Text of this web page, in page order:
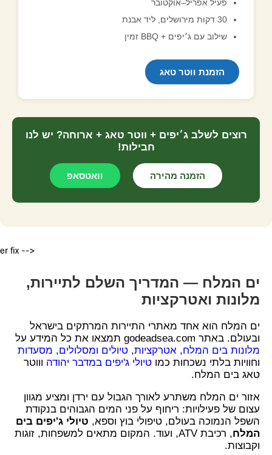
פעיל אפריל–אוקטובר
30 דקות מירושלים, ליד אבנת
שילוב עם ג׳יפים + BBQ זמין
הזמנת ווטר טאג
רוצים לשלב ג׳יפים + ווטר טאג + ארוחה? יש לנו
חבילות!
הזמנה מהירה וואטסאפ
er fix -->
ים המלח — המדריך השלם לתיירות,
מלונות ואטרקציות
ים המלח הוא אחד מאתרי התיירות המרתקים בישראל
ובעולם. באתר godeadsea.com תמצאו את כל המידע על
מלונות בים המלח, אטרקציות, טיולים ומסלולים, מסעדות
וחוויות בלתי נשכחות כמו טיולי ג'יפים במדבר יהודה וווטר
טאג בים המלח.
אזור ים המלח משתרע לאורך הגבול עם ירדן ומציע מגוון
עצום של פעילויות: ריחוף על פני המים הגבוהים בנקודת
השפל הנמוכה בעולם, טיפולי בוץ וספא, טיולי ג'יפים בים
המלח
, רכיבת ATV, ועוד. המקום מתאים למשפחות, זוגות
וקבוצות.